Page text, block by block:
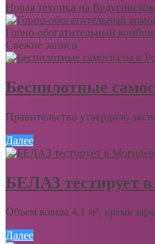
Новая техника на
Горно-обогатительный
Свежие записи
Беспилотные
Правительство утвердило
Далее
БЕЛАЗ тестирует
Объем ковша 4,1 м³, время
Далее